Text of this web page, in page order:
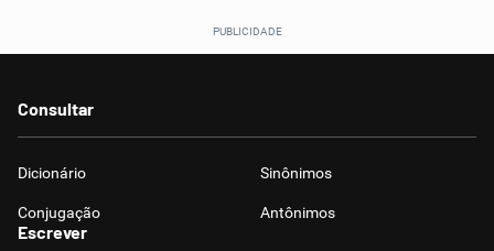
Cata-letras
Conexões
Consultar
Dicionário Sinônimos
Conjugação Antônimos
Escrever